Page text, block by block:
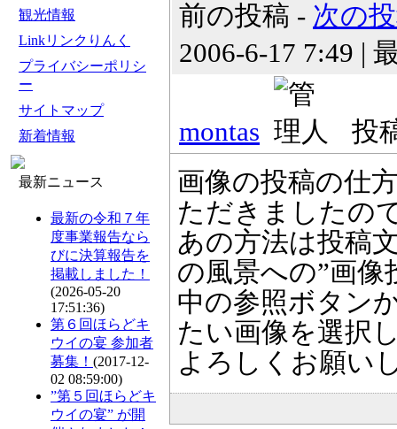
観光情報
Linkリンクりんく
プライバシーポリシ
ー
サイトマップ
新着情報
最新ニュース
最新の令和７年
度事業報告なら
びに決算報告を
掲載しました！
(2026-05-20
17:51:36)
第６回ほらどキ
ウイの宴 参加者
募集！ (2017-12-
02 08:59:00)
”第５回ほらどキ
ウイの宴” が開
前の投稿 - 次の
2006-6-17 7:49 |
montas
投
画像の投稿の仕
ただきましたの
あの方法は投稿
の風景への”画像
中の参照ボタン
たい画像を選択
よろしくお願い